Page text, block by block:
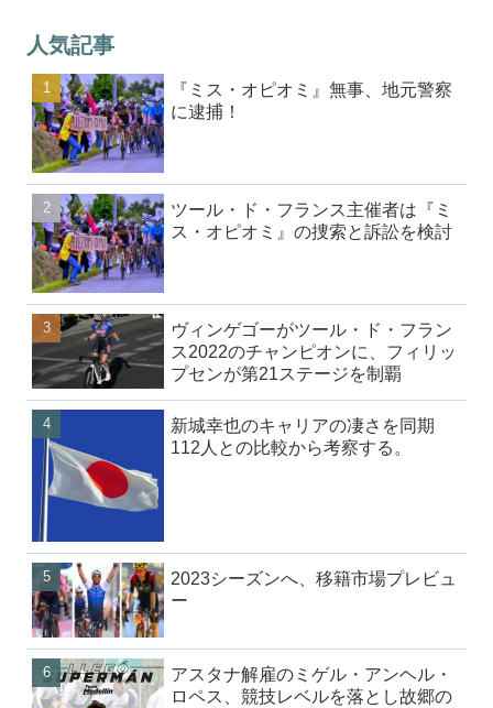
人気記事
『ミス・オピオミ』無事、地元警察
に逮捕！
ツール・ド・フランス主催者は『ミ
ス・オピオミ』の捜索と訴訟を検討
ヴィンゲゴーがツール・ド・フラン
ス2022のチャンピオンに、フィリッ
プセンが第21ステージを制覇
新城幸也のキャリアの凄さを同期
112人との比較から考察する。
2023シーズンへ、移籍市場プレビュ
ー
アスタナ解雇のミゲル・アンヘル・
ロペス、競技レベルを落とし故郷の